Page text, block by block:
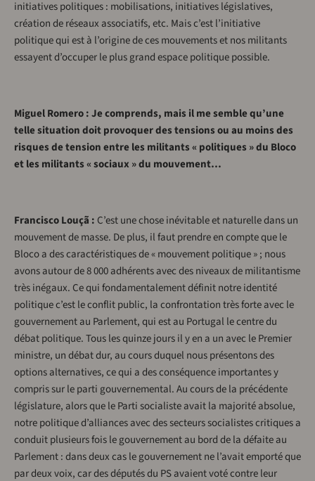
initiatives politiques : mobilisations, initiatives législatives,
création de réseaux associatifs, etc. Mais c’est l’initiative
politique qui est à l’origine de ces mouvements et nos militants
essayent d’occuper le plus grand espace politique possible.
Miguel Romero : Je comprends, mais il me semble qu’une
telle situation doit provoquer des tensions ou au moins des
risques de tension entre les militants « politiques » du Bloco
et les militants « sociaux » du mouvement…
Francisco Louçã : C’est une chose inévitable et naturelle dans un
mouvement de masse. De plus, il faut prendre en compte que le
Bloco a des caractéristiques de « mouvement politique » ; nous
avons autour de 8 000 adhérents avec des niveaux de militantisme
très inégaux. Ce qui fondamentalement définit notre identité
politique c’est le conflit public, la confrontation très forte avec le
gouvernement au Parlement, qui est au Portugal le centre du
débat politique. Tous les quinze jours il y en a un avec le Premier
ministre, un débat dur, au cours duquel nous présentons des
options alternatives, ce qui a des conséquence importantes y
compris sur le parti gouvernemental. Au cours de la précédente
législature, alors que le Parti socialiste avait la majorité absolue,
notre politique d’alliances avec des secteurs socialistes critiques a
conduit plusieurs fois le gouvernement au bord de la défaite au
Parlement : dans deux cas le gouvernement ne l’avait emporté que
par deux voix, car des députés du PS avaient voté contre leur